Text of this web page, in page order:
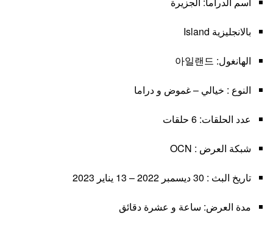
بالانجليزية Island
الهانغول: 아일랜드
النوع : خيالي – غموض و دراما
عدد الحلقات: 6 حلقات
شبكة العرض : OCN
تاريخ البث : 30 ديسمبر 2022 – 13 يناير 2023
مدة العرض: ساعة و عشرة دقائق